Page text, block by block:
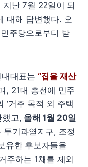
난 7월 22일이 되
대해 답변했다. 오
주당으로부터 받
대표는 “집을 재산
, 21대 총선에 민주
‘거주 목적 외 주택
했고, 올해 1월 20일
투기과열지구, 조정
유한 후보자들을
주하는 1채를 제외